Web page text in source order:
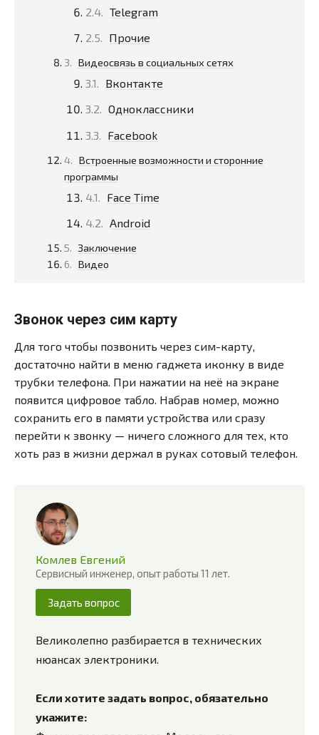
Telegram
Прочие
Видеосвязь в социальных сетях
Вконтакте
Одноклассники
Facebook
Встроенные возможности и сторонние
программы
Face Time
Android
Заключение
Видео
Звонок через сим карту
Для того чтобы позвонить через сим-карту,
достаточно найти в меню гаджета иконку в виде
трубки телефона. При нажатии на неё на экране
появится цифровое табло. Набрав номер, можно
сохранить его в памяти устройства или сразу
перейти к звонку — ничего сложного для тех, кто
хоть раз в жизни держал в руках сотовый телефон.
Комлев Евгений
Сервисный инженер, опыт работы 11 лет.
Задать вопрос
Великолепно разбирается в технических
нюансах электроники.
Если хотите задать вопрос, обязательно
укажите: